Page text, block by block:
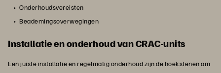
Onderhoudsvereisten
Beademingsoverwegingen
Installatie en onderhoud van CRAC-units
Een juiste installatie en regelmatig onderhoud zijn de hoekstenen om